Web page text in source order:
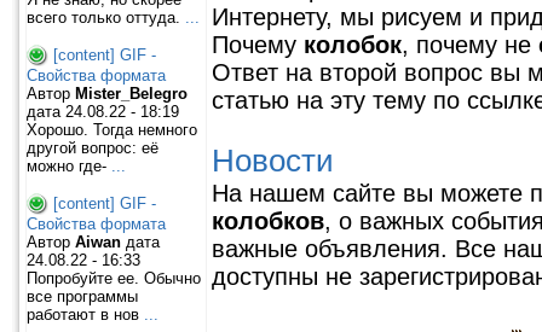
всего только оттуда.
[content] GIF -
Свойства формата
Автор Mister_Belegro
дата 24.08.22 - 18:19
Хорошо. Тогда немного
другой вопрос: её
можно где-
[content] GIF -
Свойства формата
Автор Aiwan дата
24.08.22 - 16:33
Попробуйте ее. Обычно
все программы
работают в нов
Интернету, мы рисуем и
Почему колобок, почему не
Ответ на второй вопрос вы
статью на эту тему по
Новости
На нашем сайте вы можете
колобков, о важных
важные объявления. Все
доступны не